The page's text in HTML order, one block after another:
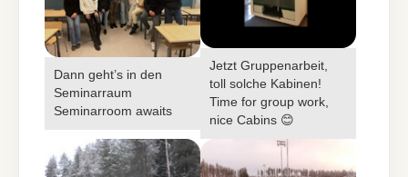
Dann geht’s in den
Seminarraum
Seminarroom awaits
Jetzt Gruppenarbeit,
toll solche Kabinen!
Time for group work,
nice Cabins 😊